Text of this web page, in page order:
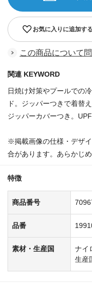
お気に入りに追加する
この商品について
関連 KEYWORD
日焼け対策やプールでの
ド。ジッパーつきで着替
ジッパーカバーつき。
※掲載画像の仕様・デザ
合があります。あらかじめ
特徴
商品番号
品番
素材・生産国
ナイ
生産